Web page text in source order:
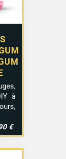
à
€